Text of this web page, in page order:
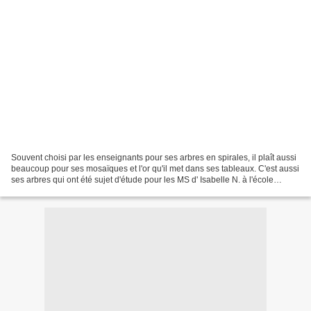
Souvent choisi par les enseignants pour ses arbres en spirales, il plaît aussi
beaucoup pour ses mosaïques et l'or qu'il met dans ses tableaux. C'est aussi
ses arbres qui ont été sujet d'étude pour les MS d' Isabelle N. à l'école